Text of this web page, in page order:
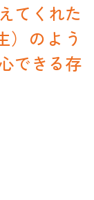
てくれた
）のよう
できる存